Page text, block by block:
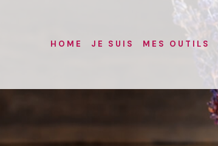
HOME JE SUIS MES OUTILS